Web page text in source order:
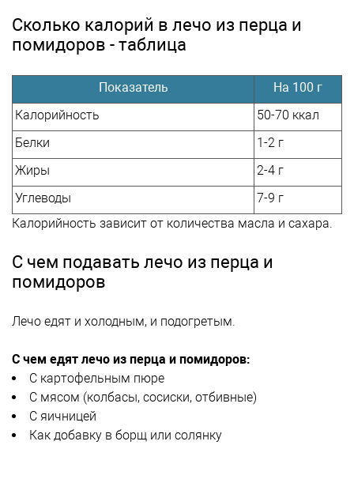
Сколько калорий в лечо из перца и
помидоров - таблица
Показатель
На 100 г
Калорийность
50-70 ккал
Белки
1-2 г
Жиры
2-4 г
Углеводы
7-9 г
Калорийность зависит от количества масла и сахара.
С чем подавать лечо из перца и
помидоров
Лечо едят и холодным, и подогретым.
С чем едят лечо из перца и помидоров:
С картофельным пюре
С мясом (колбасы, сосиски, отбивные)
С яичницей
Как добавку в борщ или солянку